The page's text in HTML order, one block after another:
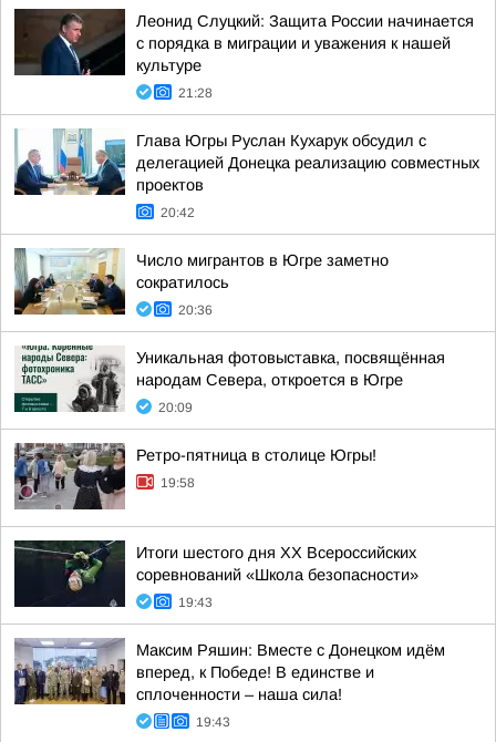
Леонид Слуцкий: Защита России начинается
с порядка в миграции и уважения к нашей
культуре
21:28
Глава Югры Руслан Кухарук обсудил с
делегацией Донецка реализацию совместных
проектов
20:42
Число мигрантов в Югре заметно
сократилось
20:36
Уникальная фотовыставка, посвящённая
народам Севера, откроется в Югре
20:09
Ретро-пятница в столице Югры!
19:58
Итоги шестого дня XX Всероссийских
соревнований «Школа безопасности»
19:43
Максим Ряшин: Вместе с Донецком идём
вперед, к Победе! В единстве и
сплоченности – наша сила!
19:43